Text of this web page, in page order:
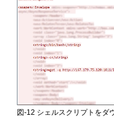
図-12 シェルスクリプトをダ